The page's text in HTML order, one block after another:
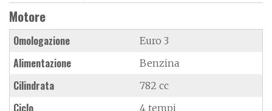
Motore
Omologazione Euro 3
Alimentazione Benzina
Cilindrata 782 cc
Ciclo 4 tempi